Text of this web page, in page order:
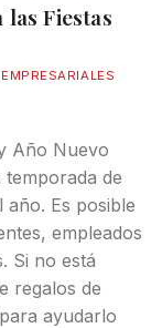
Fiestas
Año Nuevo
de
año. Es posible
empleados
Si no está
regalos de
ayudarlo